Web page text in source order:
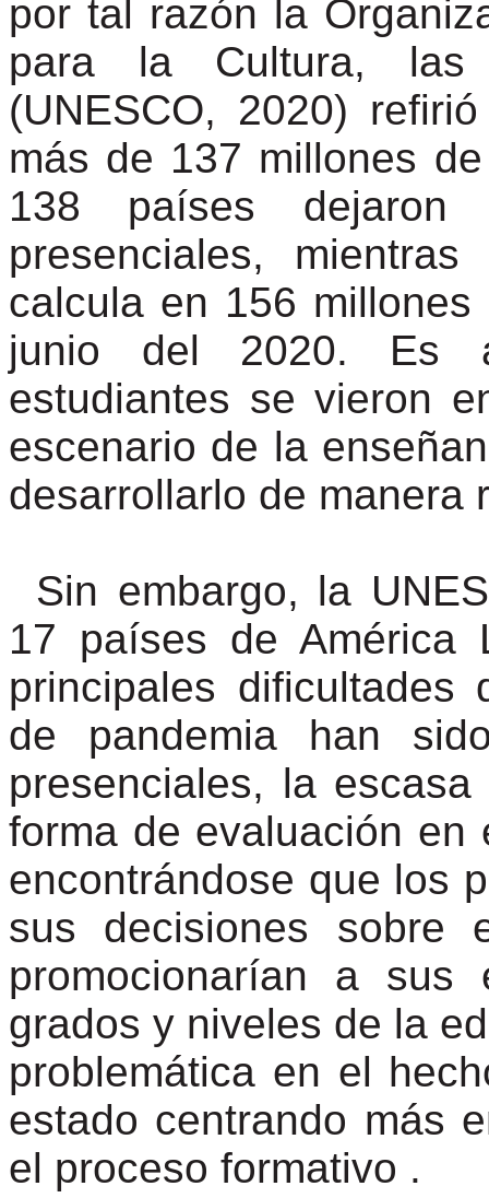
por tal razón la
para la Cultura, las
(UNESCO, 2020)
más de 137 millones
138 países
presenciales,
calcula en 156
junio del 2020. Es
estudiantes se vieron
escenario de la
desarrollarlo de manera
Sin embargo, la
17 países de América
principales
de pandemia han
presenciales, la
forma de evaluación en
encontrándose que los
sus decisiones sobre
promocionarían a sus
grados y niveles de la
problemática en el
estado centrando más
el proceso formativo .